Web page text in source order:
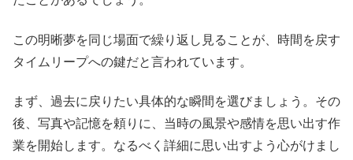
この明晰夢を同じ場面で繰り返し見ることが、時間を戻す
タイムリープへの鍵だと言われています。
まず、過去に戻りたい具体的な瞬間を選びましょう。その
後、写真や記憶を頼りに、当時の風景や感情を思い出す作
業を開始します。なるべく詳細に思い出すよう心がけまし